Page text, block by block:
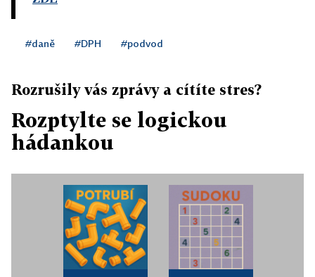
#daně #DPH #podvod
Rozrušily vás zprávy a cítíte stres?
Rozptylte se logickou
hádankou